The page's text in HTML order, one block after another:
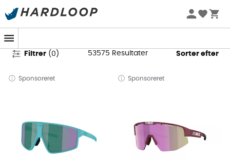
Udstyr & Beklædning på tilbud
Filtrer (0 ) 53575 Resultater Sorter efter
Sponsoreret Sponsoreret